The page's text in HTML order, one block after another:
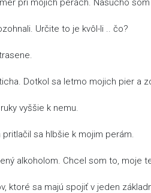
pri mojich perách. Nasucho
Určite to je kvôl-li .. čo?
ticha. Dotkol sa letmo mojich pier a
vyššie k nemu.
sa hlbšie k mojim perám.
alkoholom. Chcel som to, moje
ktoré sa majú spojiť v jeden